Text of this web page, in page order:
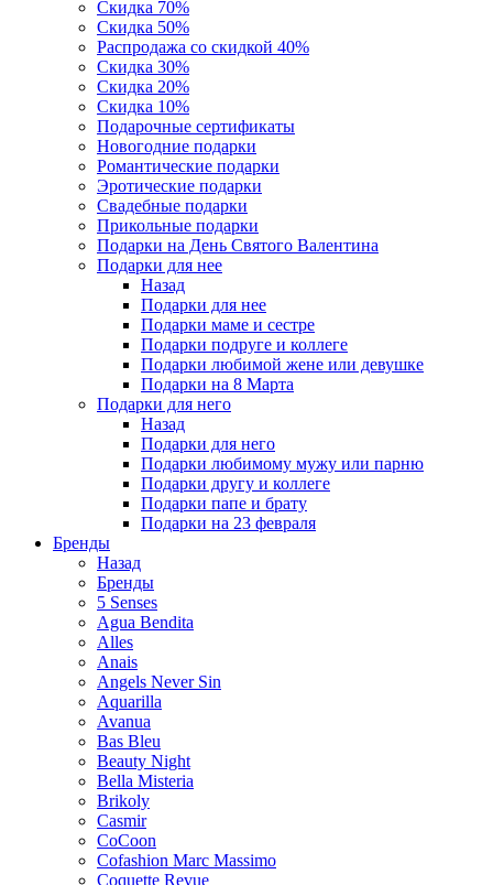
Скидка 70%
Скидка 50%
Распродажа со скидкой 40%
Скидка 30%
Скидка 20%
Скидка 10%
Подарочные сертификаты
Новогодние подарки
Романтические подарки
Эротические подарки
Свадебные подарки
Прикольные подарки
Подарки на День Святого Валентина
Подарки для нее
Назад
Подарки для нее
Подарки маме и сестре
Подарки подруге и коллеге
Подарки любимой жене или девушке
Подарки на 8 Марта
Подарки для него
Назад
Подарки для него
Подарки любимому мужу или парню
Подарки другу и коллеге
Подарки папе и брату
Подарки на 23 февраля
Бренды
Назад
Бренды
5 Senses
Agua Bendita
Alles
Anais
Angels Never Sin
Aquarilla
Avanua
Bas Bleu
Beauty Night
Bella Misteria
Brikoly
Casmir
CoCoon
Cofashion Marc Massimo
Coquette Revue